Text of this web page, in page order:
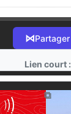
⋈Partager
Lien court :
⧉